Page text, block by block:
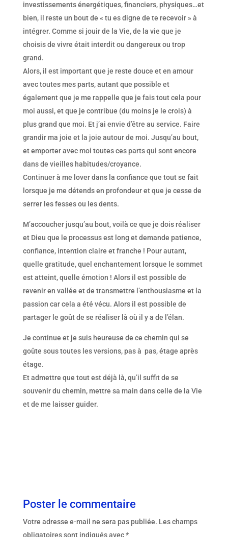
investissements énergétiques, financiers, physiques…et
bien, il reste un bout de « tu es digne de te recevoir » à
intégrer. Comme si jouir de la Vie, de la vie que je
choisis de vivre était interdit ou dangereux ou trop
grand.
Alors, il est important que je reste douce et en amour
avec toutes mes parts, autant que possible et
également que je me rappelle que je fais tout cela pour
moi aussi, et que je contribue (du moins je le crois) à
plus grand que moi. Et j’ai envie d’être au service. Faire
grandir ma joie et la joie autour de moi. Jusqu’au bout,
et emporter avec moi toutes ces parts qui sont encore
dans de vieilles habitudes/croyance.
Continuer à me lover dans la confiance que tout se fait
lorsque je me détends en profondeur et que je cesse de
serrer les fesses ou les dents.
M’accoucher jusqu’au bout, voilà ce que je dois réaliser
et Dieu que le processus est long et demande patience,
confiance, intention claire et franche ! Pour autant,
quelle gratitude, quel enchantement lorsque le sommet
est atteint, quelle émotion ! Alors il est possible de
revenir en vallée et de transmettre l’enthousiasme et la
passion car cela a été vécu. Alors il est possible de
partager le goût de se réaliser là où il y a de l’élan.
Je continue et je suis heureuse de ce chemin qui se
goûte sous toutes les versions, pas à pas, étage après
étage.
Et admettre que tout est déjà là, qu’il suffit de se
souvenir du chemin, mettre sa main dans celle de la Vie
et de me laisser guider.
Poster le commentaire
Votre adresse e-mail ne sera pas publiée. Les champs
obligatoires sont indiqués avec*